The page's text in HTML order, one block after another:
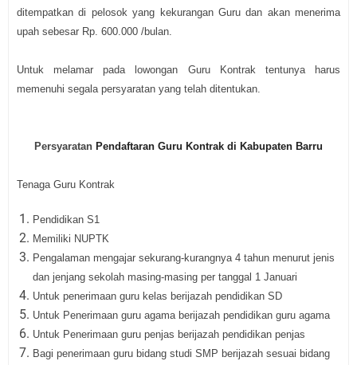
ditempatkan di pelosok yang kekurangan Guru dan akan menerima
upah sebesar Rp. 600.000 /bulan.
Untuk melamar pada lowongan Guru Kontrak tentunya harus
memenuhi segala persyaratan yang telah ditentukan.
Persyaratan Pendaftaran Guru Kontrak di Kabupaten Barru
Tenaga Guru Kontrak
Pendidikan S1
Memiliki NUPTK
Pengalaman mengajar sekurang-kurangnya 4 tahun menurut jenis
dan jenjang sekolah masing-masing per tanggal 1 Januari
Untuk penerimaan guru kelas berijazah pendidikan SD
Untuk Penerimaan guru agama berijazah pendidikan guru agama
Untuk Penerimaan guru penjas berijazah pendidikan penjas
Bagi penerimaan guru bidang studi SMP berijazah sesuai bidang